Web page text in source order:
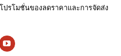
ปรโมชั่นของลดราคาและการจัดส่ง